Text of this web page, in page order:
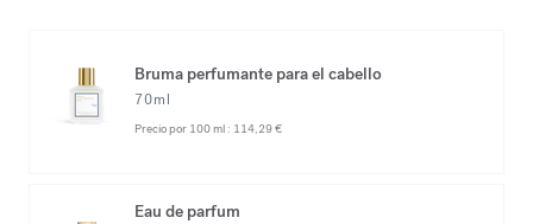
Bruma perfumante para el cabello
70ml
Precio por 100 ml : 114,29 €
Eau de parfum